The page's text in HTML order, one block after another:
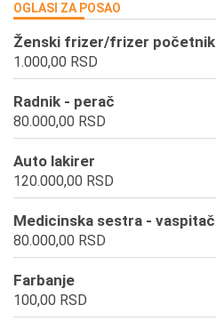
OGLASI ZA POSAO
Ženski frizer/frizer početnik
1.000,00 RSD
Radnik - perač
80.000,00 RSD
Auto lakirer
120.000,00 RSD
Medicinska sestra - vaspitač
80.000,00 RSD
Farbanje
100,00 RSD